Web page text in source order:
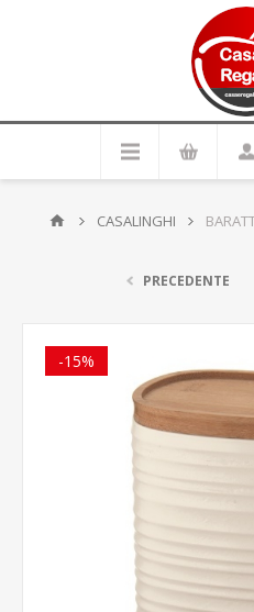
CASALINGHI
PRECEDENTE
-15%